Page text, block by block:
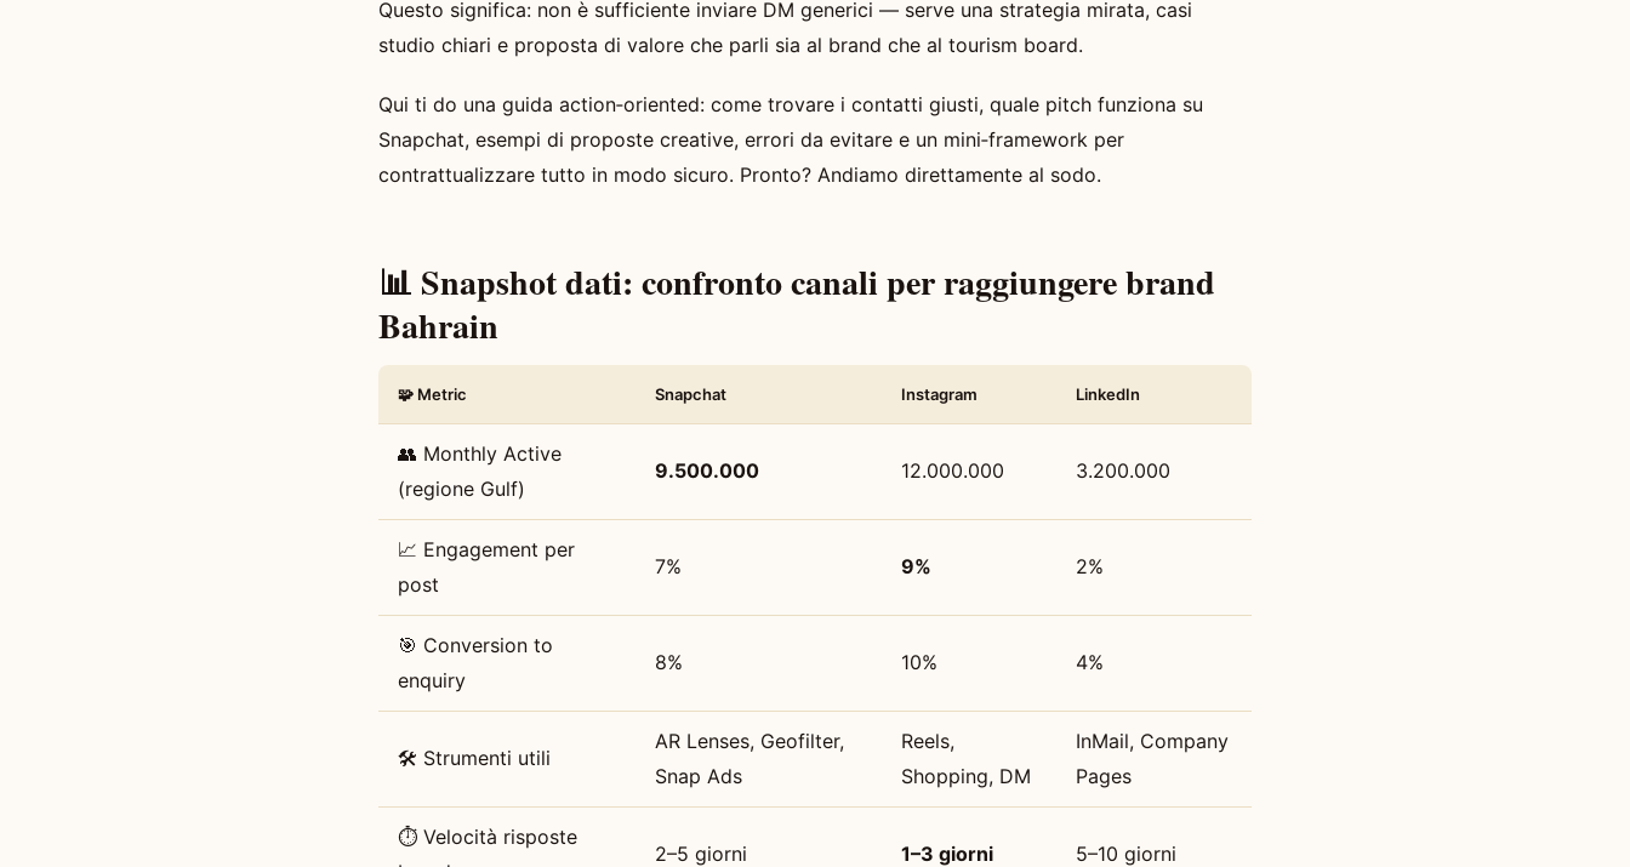
Questo significa: non è sufficiente inviare DM generici — serve una strategia mirata, casi
studio chiari e proposta di valore che parli sia al brand che al tourism board.
Qui ti do una guida action‑oriented: come trovare i contatti giusti, quale pitch funziona su
Snapchat, esempi di proposte creative, errori da evitare e un mini‑framework per
contrattualizzare tutto in modo sicuro. Pronto? Andiamo direttamente al sodo.
📊 Snapshot dati: confronto canali per raggiungere brand
Bahrain
🧩 Metric Snapchat Instagram LinkedIn
👥 Monthly Active
(regione Gulf)
9.500.000 12.000.000 3.200.000
📈 Engagement per
post
7% 9% 2%
🎯 Conversion to
enquiry
8% 10% 4%
🛠️ Strumenti utili
AR Lenses, Geofilter,
Snap Ads
Reels,
Shopping, DM
InMail, Company
Pages
⏱️ Velocità risposte
2–5 giorni 1–3 giorni 5–10 giorni